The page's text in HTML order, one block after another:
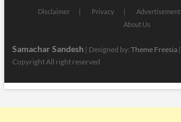
Disclaimer Privacy Advertisement
About Us
Samachar Sandesh | Designed by: Theme Freesia|
Copyright All right reserved